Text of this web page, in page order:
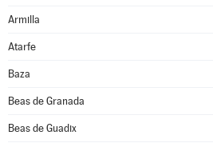
Armilla
Atarfe
Baza
Beas de Granada
Beas de Guadix